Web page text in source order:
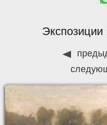
Экспозиции